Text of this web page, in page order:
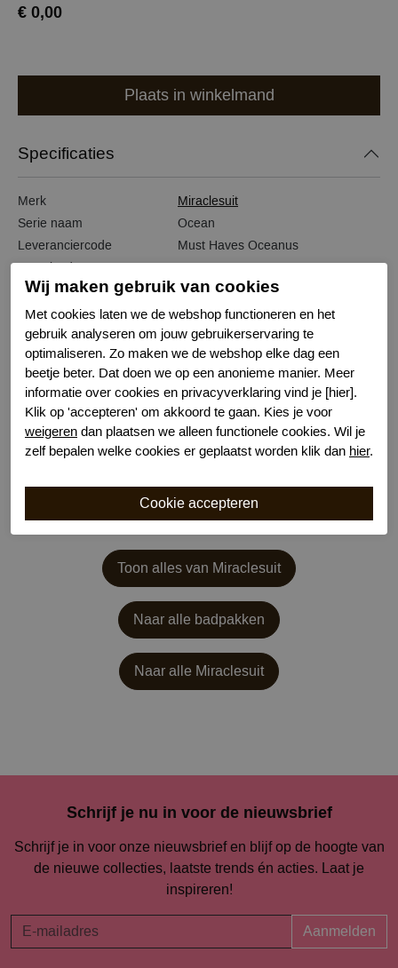
€ 0,00
Plaats in winkelmand
Specificaties
Merk
Miraclesuit
Serie naam
Ocean
Leveranciercode
Must Haves Oceanus
Bestelcode
641101725
Kleur
Diverse
Materiaal
Lycra
Badpakeigenschap
corrigerend
Correctieniveau
sterk
Wasvoorschrift
handwas
Nachtmode
Verstelbare bandjes
Kenmerk
Voorgevormd zonder beugel
Toon alles van Miraclesuit
Naar alle badpakken
Naar alle Miraclesuit
Schrijf je nu in voor de nieuwsbrief
Schrijf je in voor onze nieuwsbrief en blijf op de hoogte van
de nieuwe collecties, laatste trends én acties. Laat je
inspireren!
Aanmelden
Wij maken gebruik van cookies
Met cookies laten we de webshop functioneren en het
gebruik analyseren om jouw gebruikerservaring te
optimaliseren. Zo maken we de webshop elke dag een
beetje beter. Dat doen we op een anonieme manier. Meer
informatie over cookies en privacyverklaring vind je [hier].
Klik op 'accepteren' om akkoord te gaan. Kies je voor
weigeren dan plaatsen we alleen functionele cookies. Wil je
zelf bepalen welke cookies er geplaatst worden klik dan hier.